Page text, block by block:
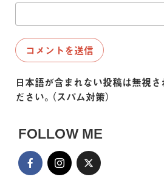
日本語が含まれない投稿は無視
ださい。（スパム対策）
FOLLOW ME